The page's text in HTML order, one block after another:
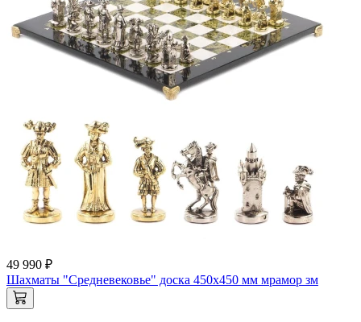
49 990 ₽
Шахматы "Средневековье" доска 450х450 мм мрамор зм